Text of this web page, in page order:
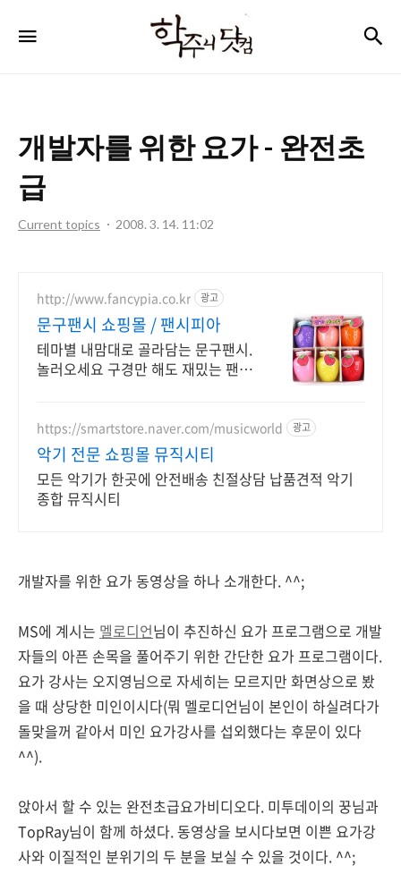
주
컴
개발자를 위한 요가 - 완전초
급
Current topics 2008. 3. 14. 11:02
http://www.fancypia.co.kr 광고
문구팬시 쇼핑몰 / 팬시피아
테마별 내맘대로 골라담는 문구팬시.
놀러오세요 구경만 해도 재밌는 팬시
https://smartstore.naver.com/musicworld 광고
악기 전문 쇼핑몰 뮤직시티
모든 악기가 한곳에 안전배송 친절상담 납품견적 악기
종합 뮤직시티
개발자를 위한 요가 동영상을 하나 소개한다. ^^;
MS에 계시는 멜로디언님이 추진하신 요가 프로그램으로 개발
자들의 아픈 손목을 풀어주기 위한 간단한 요가 프로그램이다.
요가 강사는 오지영님으로 자세히는 모르지만 화면상으로 봤
을 때 상당한 미인이시다(뭐 멜로디언님이 본인이 하실려다가
돌맞을꺼 같아서 미인 요가강사를 섭외했다는 후문이 있다
^^).
앉아서 할 수 있는 완전초급요가비디오다. 미투데이의 꿍님과
TopRay님이 함께 하셨다. 동영상을 보시다보면 이쁜 요가강
사와 이질적인 분위기의 두 분을 보실 수 있을 것이다. ^^;